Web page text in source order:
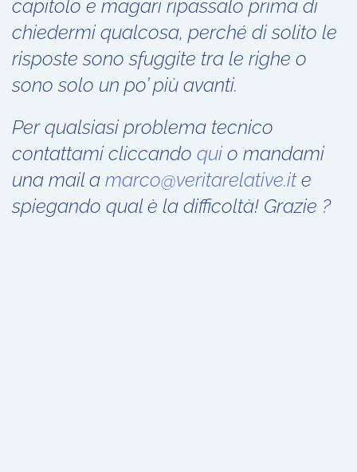
capitolo e magari ripassalo prima di
chiedermi qualcosa, perché di solito le
risposte sono sfuggite tra le righe o
sono solo un po’ più avanti.
Per qualsiasi problema tecnico
contattami cliccando qui o mandami
una mail a marco@veritarelative.ite
spiegando qual è la difficoltà! Grazie ?